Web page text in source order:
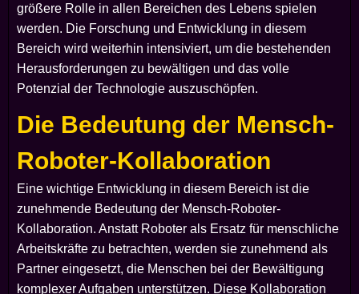
größere Rolle in allen Bereichen des Lebens spielen
werden. Die Forschung und Entwicklung in diesem
Bereich wird weiterhin intensiviert, um die bestehenden
Herausforderungen zu bewältigen und das volle
Potenzial der Technologie auszuschöpfen.
Die Bedeutung der Mensch-
Roboter-Kollaboration
Eine wichtige Entwicklung in diesem Bereich ist die
zunehmende Bedeutung der Mensch-Roboter-
Kollaboration. Anstatt Roboter als Ersatz für menschliche
Arbeitskräfte zu betrachten, werden sie zunehmend als
Partner eingesetzt, die Menschen bei der Bewältigung
komplexer Aufgaben unterstützen. Diese Kollaboration